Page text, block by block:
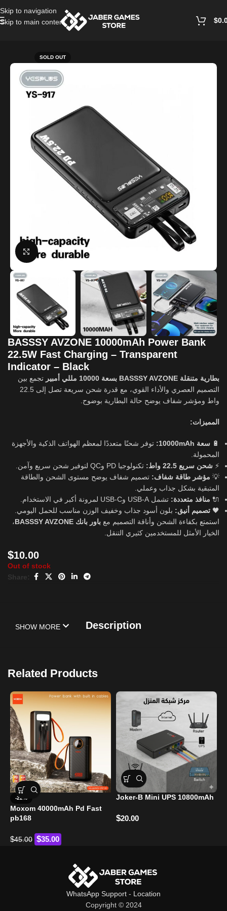
Skip to navigation
Skip to main content
$
SOLD OUT
Click to enlarge
BASSSY AVZONE 10000mAh Power Bank
22.5W Fast Charging – Transparent
Indicator – Black
بطارية متنقلة BASSSY AVZONE بسعة 10000 مللي أمبير
تجمع بين
التصميم العصري والأداء القوي، مع قدرة شحن سريعة تصل إلى 22.5
واط ومؤشر شفاف يوضح حالة البطارية بوضوح.
المميزات:
🔋 سعة 10000mAh:
توفر شحنًا متعددًا لمعظم الهواتف الذكية والأجهزة
المحمولة.
⚡ شحن سريع 22.5 واط:
تكنولوجيا PD وQC لتوفير شحن سريع وآمن.
💡 مؤشر طاقة شفاف: تصميم شفاف يوضح مستوى الشحن والطاقة
المتبقية بشكل جذاب وعملي.
🔌 منافذ متعددة: تشمل USB-A وUSB-C لمرونة أكبر في الاستخدام.
🖤تصميم أنيق: بلون أسود جذاب وخفيف الوزن مناسب للحمل اليومي.
استمتع بكفاءة الشحن وأناقة التصميم معباور بانك BASSSY AVZONE
،
الخيار الأمثل للمستخدمين كثيري التنقل.
$10.00
Out of stock
Share:
Description
SHOW MORE
Related Products
-22%
Moxom 40000mAh Pd Fast
pb168
$45.00 $35.00
Joker-B Mini UPS 10800mAh
$20.00
WhatsApp Support - Location
Copyright © 2024